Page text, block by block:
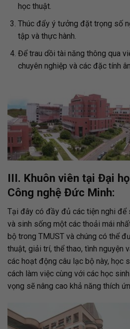
học thuật.
Thúc đẩy ý tưởng đặt trọng số
tập và thực hành.
Để trau dồi tài năng thông qua
chuyên nghiệp và các đặc tính
III. Khuôn viên tại Đại
Công nghệ Đức Minh:
Tại đây có đầy đủ các tiện nghi để
và sinh sống một các thoải mái
bộ trong TMUST và chúng có thể
thuật, giải trí, thể thao, tình nguyện
các hoạt động câu lạc bộ này, học
cách làm việc cùng với các học
vọng sẽ nâng cao khả năng thích